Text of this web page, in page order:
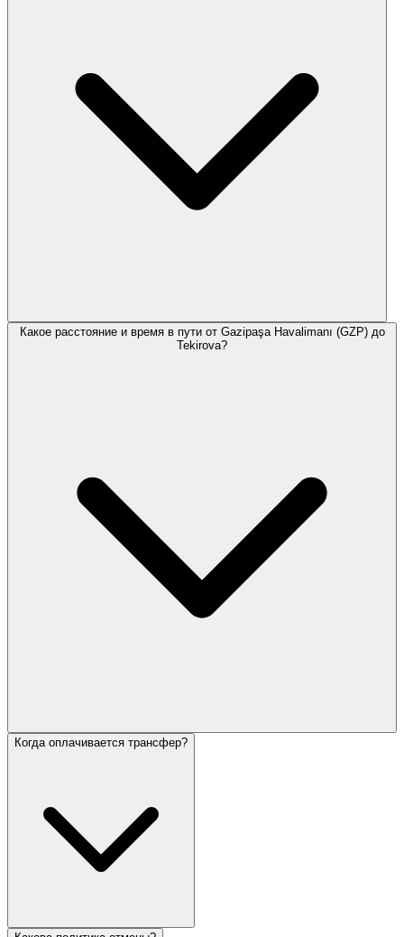
Какое расстояние и время в пути от Gazipaşa Havalimanı (GZP) до
Tekirova?
Когда оплачивается трансфер?